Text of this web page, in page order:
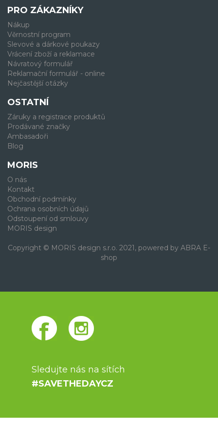
PRO ZÁKAZNÍKY
Nákup
Věrnostní program
Slevové a dárkové poukazy
Vrácení zboží a reklamace
Návratový formulář
Reklamační formulář - online
Nejčastější otázky
OSTATNÍ
Záruky a registrace produktů
Prodávané značky
Ambasadoři
Blog
MORIS
O nás
Kontakt
Obchodní podmínky
Ochrana osobních údajů
Odstoupení od smlouvy
MORIS design
Copyright © MORIS design s.r.o. 2021, powered by ABRA E-
shop
Sledujte nás na sítích
#SAVETHEDAYCZ